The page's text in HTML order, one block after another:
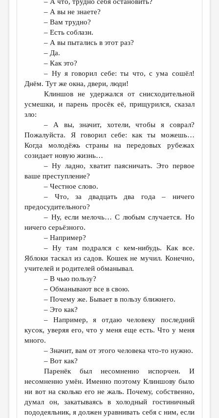
– А вы не знаете?
– Вам трудно?
– Есть соблазн.
– А вы пытались в этот раз?
– Да.
– Как это?
– Ну я говорил себе: ты что, с ума сошёл!
Днём. Тут же окна, двери, люди!
Клиншов не удержался от снисходительной
усмешки, и парень просёк её, прищурился, сказал
зло:
– А вы, значит, хотели, чтобы я соврал?
Пожалуйста. Я говорил себе: как ты можешь…
Когда молодёжь страны на передовых рубежах
созидает новую жизнь…
– Ну ладно, хватит паясничать. Это первое
ваше преступление?
– Честное слово.
– Что, за двадцать два года – ничего
предосудительного?
– Ну, если мелочь… С любым случается. Но
ничего серьёзного.
– Например?
– Ну там подрался с кем-нибудь. Как все.
Яблоки таскал из садов. Кошек не мучил. Конечно,
учителей и родителей обманывал.
– В чью пользу?
– Обманывают все в свою.
– Почему же. Бывает в пользу ближнего.
– Это как?
– Например, я отдаю человеку последний
кусок, уверяя его, что у меня еще есть. Что у меня
много.
– Значит, вам от этого человека что-то нужно.
– Вот как?
Паренёк был несомненно испорчен. И
несомненно умён. Именно поэтому Клиншову было
ни вот на сколько его не жаль. Почему, собственно,
думал он, закатываясь в холодный гостиничный
пододеяльник, я должен уравнивать себя с ним, если